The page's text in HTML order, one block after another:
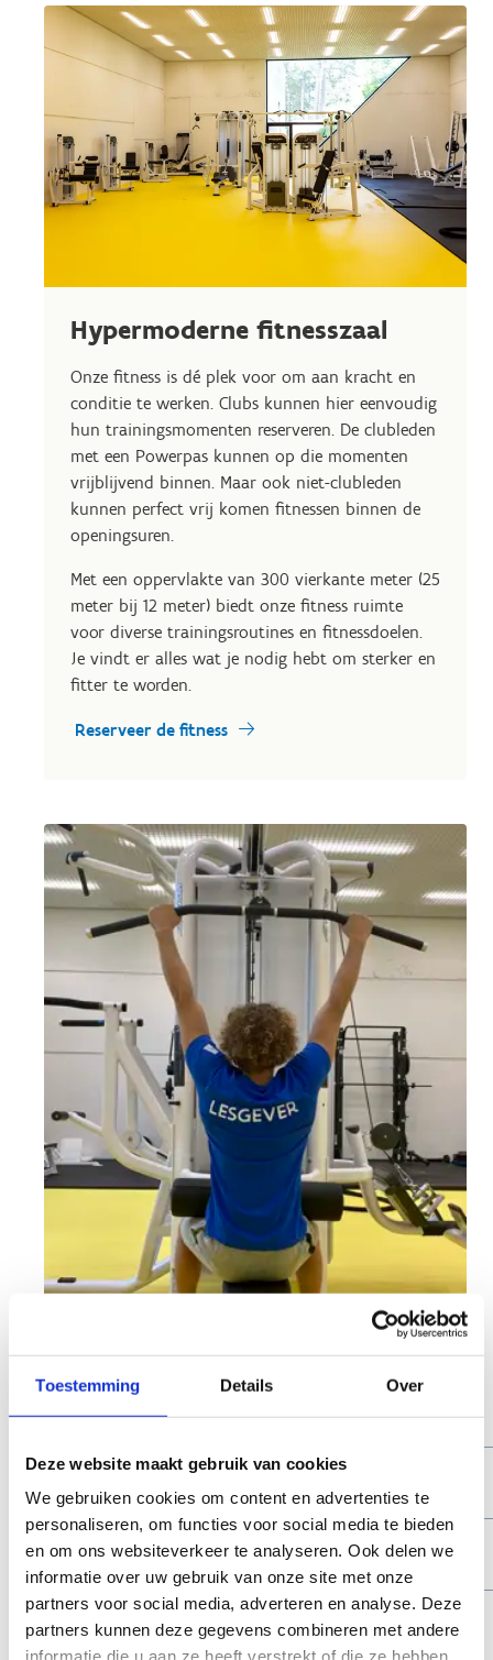
Toestemming Details Over
Deze website maakt gebruik van cookies
We gebruiken cookies om content en advertenties te
personaliseren, om functies voor social media te bieden
en om ons websiteverkeer te analyseren. Ook delen we
informatie over uw gebruik van onze site met onze
partners voor social media, adverteren en analyse. Deze
partners kunnen deze gegevens combineren met andere
informatie die u aan ze heeft verstrekt of die ze hebben
Hypermoderne fitnesszaal
Onze fitness is dé plek voor om aan kracht en
conditie te werken. Clubs kunnen hier eenvoudig
hun trainingsmomenten reserveren. De clubleden
met een Powerpas kunnen op die momenten
vrijblijvend binnen. Maar ook niet-clubleden
kunnen perfect vrij komen fitnessen binnen de
openingsuren.
Met een oppervlakte van 300 vierkante meter (25
meter bij 12 meter) biedt onze fitness ruimte
voor diverse trainingsroutines en fitnessdoelen.
Je vindt er alles wat je nodig hebt om sterker en
fitter te worden.
Reserveer de fitness
Maandag
08.00 - 18.30
uur
Dinsdag
08.00 - 18.30
uur
20.45 - 22.30
uur
Woensdag
08.00 - 18.30
uur
21.00 - 22.30 uur